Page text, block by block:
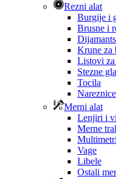
Rezni alat
Burgije i
Brusne i
Krune za
Listovi za
Stezne
Tocila
Merni alat
Lenjiri i
Merne
Vage
Libele
Ostali